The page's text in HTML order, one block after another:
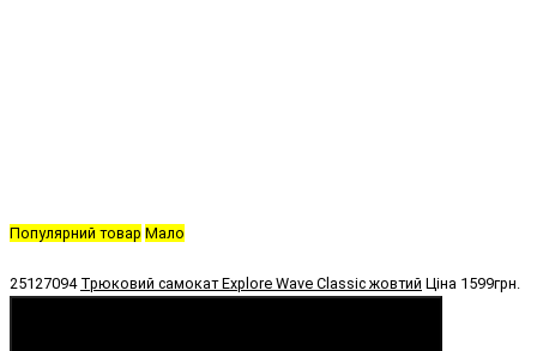
Популярний товар Мало
25127094 Трюковий самокат Explore Wave Classic жовтий Ціна 1599грн.